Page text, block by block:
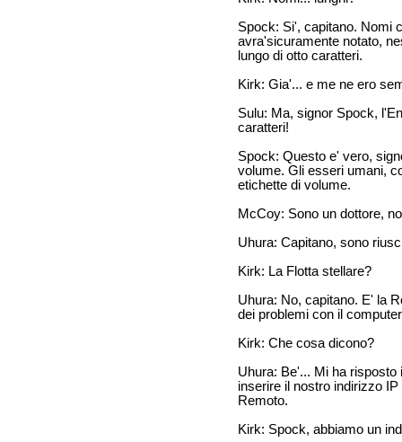
Spock: Si', capitano. Nomi
avra'sicuramente notato,
lungo di otto caratteri.
Kirk: Gia'... e me ne ero
Sulu: Ma, signor Spock,
caratteri!
Spock: Questo e' vero,
volume. Gli esseri umani,
etichette di volume.
McCoy: Sono un dottore,
Uhura: Capitano, sono
Kirk: La Flotta stellare?
Uhura: No, capitano. E' la
dei problemi con il
Kirk: Che cosa dicono?
Uhura: Be'... Mi ha
inserire il nostro indirizzo
Remoto.
Kirk: Spock, abbiamo un